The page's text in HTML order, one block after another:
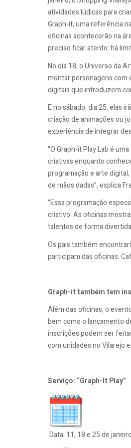
atividades lúdicas para
Graph-it, uma referência
oficinas acontecerão na
preciso ficar atento: há
No dia 18, o Universo da
montar personagens com
digitais que introduzem
E no sábado, dia 25, elas
criação de animações ou
experiência de integrar
“O Graph-it Play Lab é
criativas enquanto
programação e arte
de mãos dadas”, explica
“Essa programação
criativo. As oficinas
talentos de forma
Os pais também
participam das oficinas.
Graph-it também tem
Além das oficinas, o
bem como o lançamento
inscrições podem ser
com unidades no Vilarejo
Serviço: “Graph-It Play”
Data: 11, 18 e 25 de janeiro